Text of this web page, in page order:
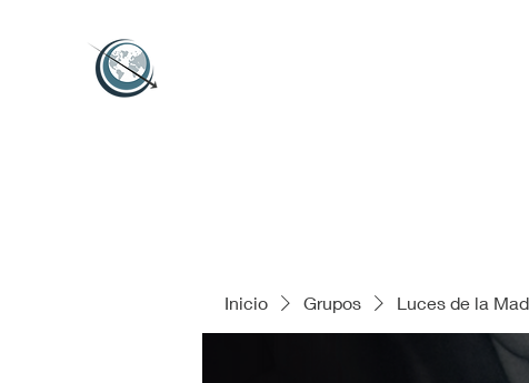
Inicio Grupos Luces de la